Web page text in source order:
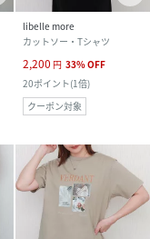
libelle more
カットソー・Tシャツ
2,200 円 33%OFF
20ポイント(1倍)
クーポン対象